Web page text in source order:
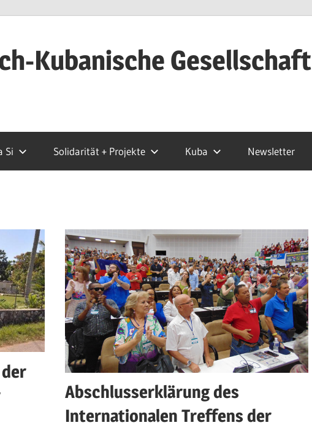
Kubanische Gesellschaft
Si Solidarität + Projekte Kuba Newsletter
Abschlusserklärung des
Internationalen Treffens der